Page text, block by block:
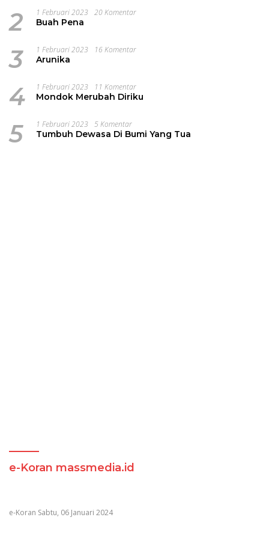
2 1 Februari 2023 20 Komentar
Buah Pena
3 1 Februari 2023 16 Komentar
Arunika
4 1 Februari 2023 11 Komentar
Mondok Merubah Diriku
5 1 Februari 2023 5 Komentar
Tumbuh Dewasa Di Bumi Yang Tua
e-Koran massmedia.id
e-Koran Sabtu, 06 Januari 2024